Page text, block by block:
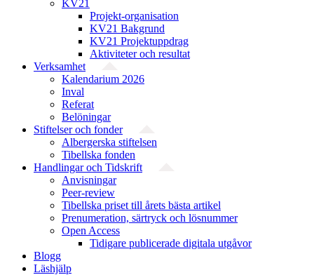
KV21
Projekt-organisation
KV21 Bakgrund
KV21 Projektuppdrag
Aktiviteter och resultat
Verksamhet
Kalendarium 2026
Inval
Referat
Belöningar
Stiftelser och fonder
Albergerska stiftelsen
Tibellska fonden
Handlingar och Tidskrift
Anvisningar
Peer-review
Tibellska priset till årets bästa artikel
Prenumeration, särtryck och lösnummer
Open Access
Tidigare publicerade digitala utgåvor
Blogg
Läshjälp